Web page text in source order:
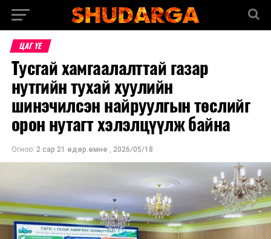
ЦАГ ҮЕ
Тусгай хамгаалалттай газар
нутгийн тухай хуулийн
шинэчилсэн найруулгын төслийг
орон нутагт хэлэлцүүлж байна
Огноо: 2 сар 21 өдөр.өмнө , 2026/05/18